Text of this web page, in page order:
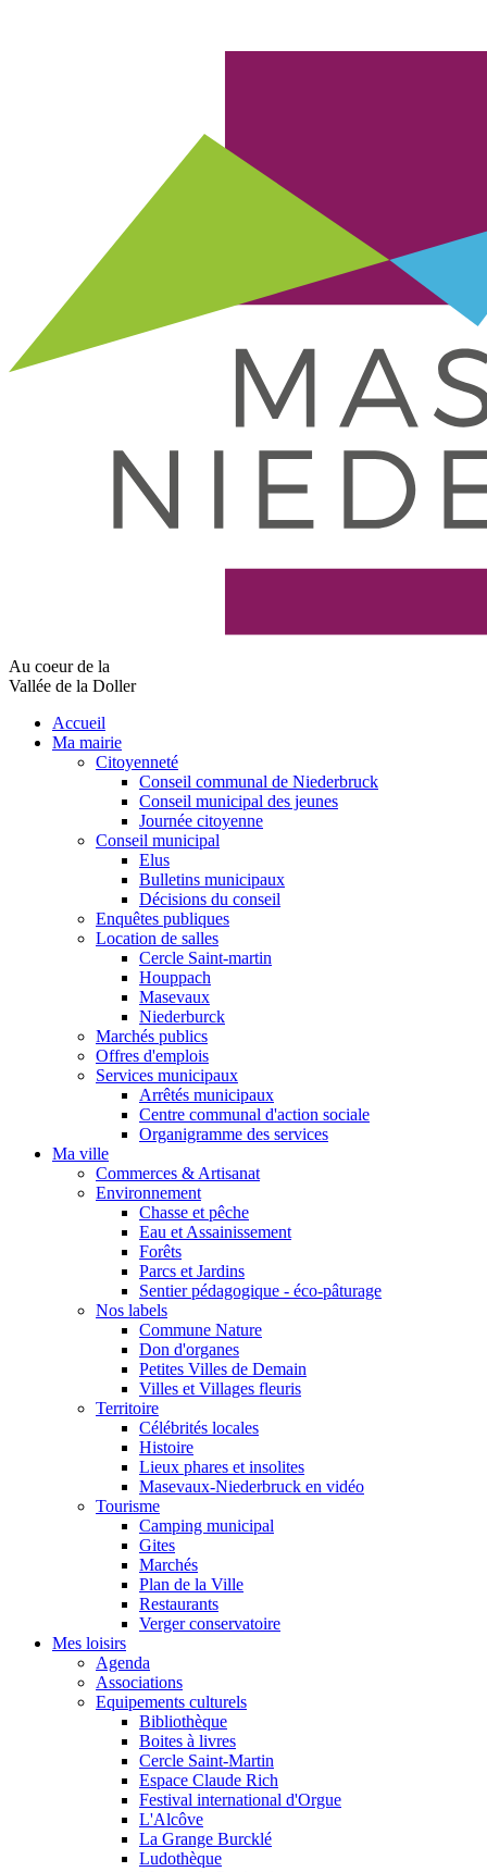
Au coeur de la
Vallée de la Doller
Accueil
Ma mairie
Citoyenneté
Conseil communal de Niederbruck
Conseil municipal des jeunes
Journée citoyenne
Conseil municipal
Elus
Bulletins municipaux
Décisions du conseil
Enquêtes publiques
Location de salles
Cercle Saint-martin
Houppach
Masevaux
Niederburck
Marchés publics
Offres d'emplois
Services municipaux
Arrêtés municipaux
Centre communal d'action sociale
Organigramme des services
Ma ville
Commerces & Artisanat
Environnement
Chasse et pêche
Eau et Assainissement
Forêts
Parcs et Jardins
Sentier pédagogique - éco-pâturage
Nos labels
Commune Nature
Don d'organes
Petites Villes de Demain
Villes et Villages fleuris
Territoire
Célébrités locales
Histoire
Lieux phares et insolites
Masevaux-Niederbruck en vidéo
Tourisme
Camping municipal
Gites
Marchés
Plan de la Ville
Restaurants
Verger conservatoire
Mes loisirs
Agenda
Associations
Equipements culturels
Bibliothèque
Boites à livres
Cercle Saint-Martin
Espace Claude Rich
Festival international d'Orgue
L'Alcôve
La Grange Burcklé
Ludothèque